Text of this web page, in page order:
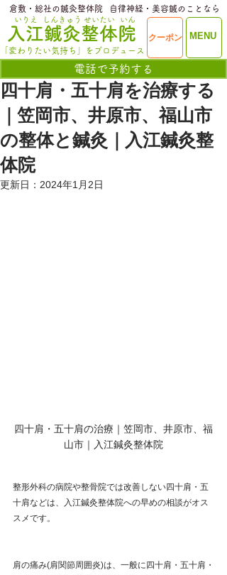
ME
​入江鍼灸整体院
いりえ
MENU
クーポン
電話で予約する
せいたい
しんきゅう いん
「変わりたい気持ち」をプロデュース
​倉敷・総社の鍼灸整体院 ​自律神経・美容鍼のことなら
四十肩・五十肩を治療する
｜笠岡市、井原市、福山市
の整体と鍼灸｜入江鍼灸整
体院
更新日： 2024年1月2日
四十肩・五十肩の治療｜笠岡市、井原市、福
山市｜入江鍼灸整体院
整形外科の病院や整骨院では改善しない四十肩・五
十肩などは、入江鍼灸整体院への早めの相談がオス
スメです。
肩の痛み(肩関節周囲炎)は、一般に四十肩・五十肩・